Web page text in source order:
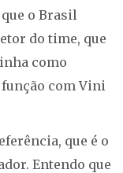
o Brasil
do time, que
como
com Vini
que é o
Entendo que